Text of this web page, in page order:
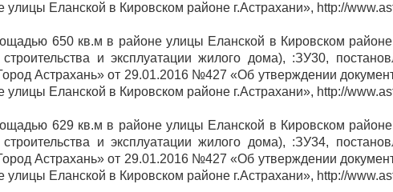
Еланской в Кировском районе г.Астрахани», http://
650 кв.м в районе улицы Еланской в Кировском
и эксплуатации жилого дома), :ЗУ30,
Астрахань» от 29.01.2016 №427 «Об утверждении
Еланской в Кировском районе г.Астрахани», http://
629 кв.м в районе улицы Еланской в Кировском
и эксплуатации жилого дома), :ЗУ34,
Астрахань» от 29.01.2016 №427 «Об утверждении
Еланской в Кировском районе г.Астрахани», http://